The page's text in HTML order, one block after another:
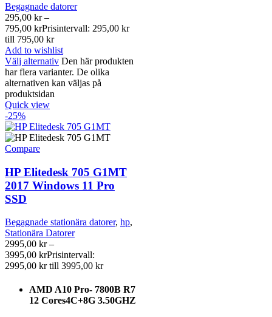
Begagnade datorer
295,00 kr –
795,00 krPrisintervall: 295,00 kr
till 795,00 kr
Add to wishlist
Välj alternativ Den här produkten
har flera varianter. De olika
alternativen kan väljas på
produktsidan
Quick view
-25%
Compare
HP Elitedesk 705 G1MT
2017 Windows 11 Pro
SSD
Begagnade stationära datorer, hp,
Stationära Datorer
2995,00 kr –
3995,00 krPrisintervall:
2995,00 kr till 3995,00 kr
AMD A10 Pro- 7800B R7
12 Cores4C+8G 3.50GHZ